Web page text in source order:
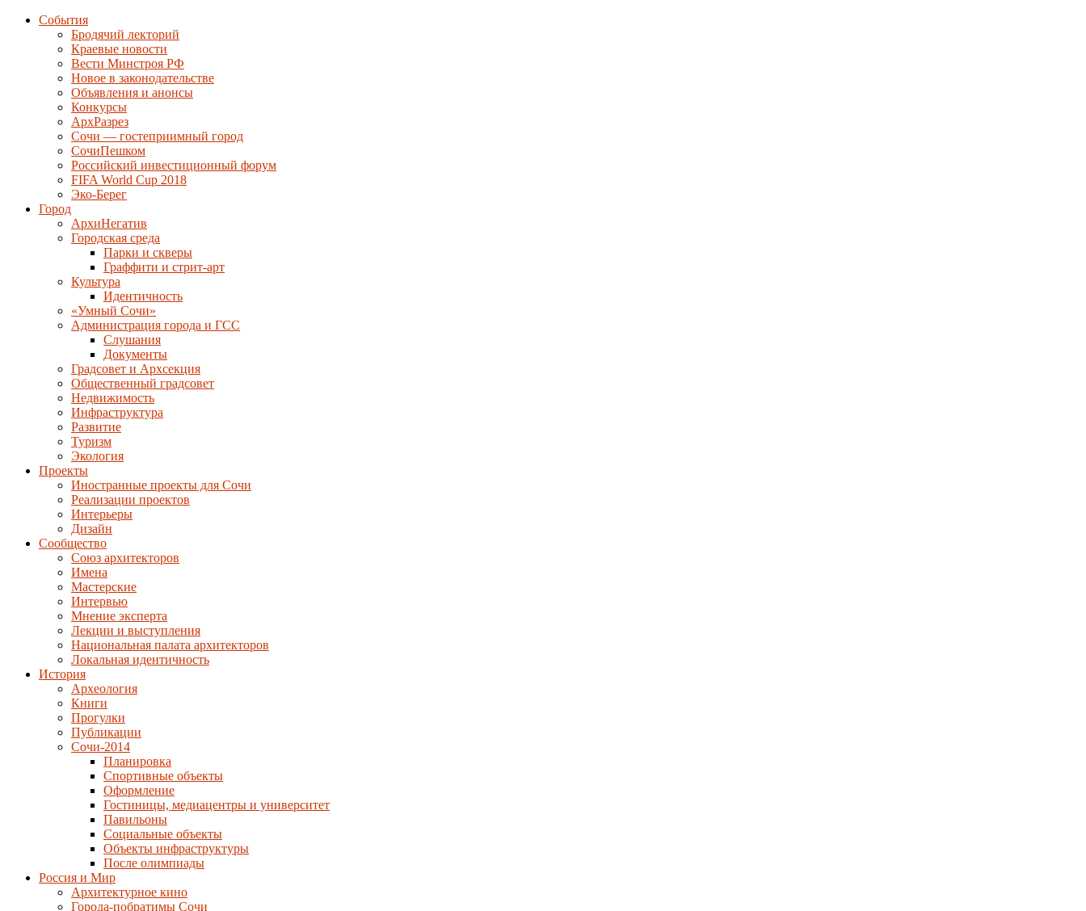
События
Бродячий лекторий
Краевые новости
Вести Минстроя РФ
Новое в законодательстве
Объявления и анонсы
Конкурсы
АрхРазрез
Сочи — гостеприимный город
СочиПешком
Российский инвестиционный форум
FIFA World Cup 2018
Эко-Берег
Город
АрхиНегатив
Городская среда
Парки и скверы
Граффити и стрит-арт
Культура
Идентичность
«Умный Сочи»
Администрация города и ГСС
Слушания
Документы
Градсовет и Архсекция
Общественный градсовет
Недвижимость
Инфраструктура
Развитие
Туризм
Экология
Проекты
Иностранные проекты для Сочи
Реализации проектов
Интерьеры
Дизайн
Сообщество
Союз архитекторов
Имена
Мастерские
Интервью
Мнение эксперта
Лекции и выступления
Национальная палата архитекторов
Локальная идентичность
История
Археология
Книги
Прогулки
Публикации
Сочи-2014
Планировка
Спортивные объекты
Оформление
Гостиницы, медиацентры и университет
Павильоны
Социальные объекты
Объекты инфраструктуры
После олимпиады
Россия и Мир
Архитектурное кино
Города-побратимы Сочи